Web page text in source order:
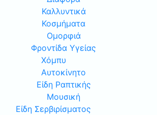
Καλλυντικά
Κοσμήματα
Ομορφιά
Φροντίδα Υγείας
Χόμπυ
Αυτοκίνητο
Είδη Ραπτικής
Μουσική
Είδη Σερβιρίσματος